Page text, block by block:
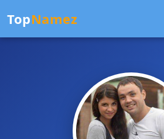
TopNamez